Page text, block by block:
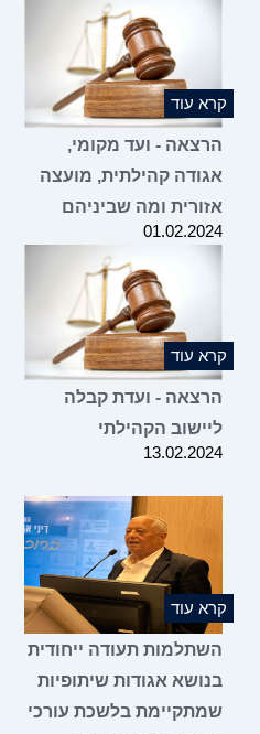
קרא עוד
הרצאה - ועד מקומי,
אגודה קהילתית, מועצה
אזורית ומה שביניהם
01.02.2024
קרא עוד
הרצאה - ועדת קבלה
ליישוב הקהילתי
13.02.2024
קרא עוד
השתלמות תעודה ייחודית
בנושא אגודות שיתופיות
שמתקיימת בלשכת עורכי